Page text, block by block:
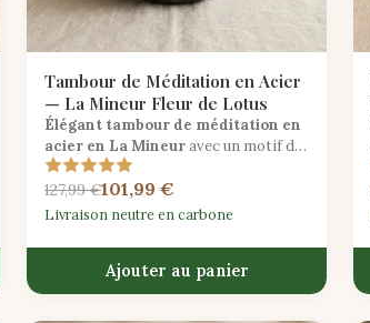
Tambour de Méditation en Acier
— La Mineur Fleur de Lotus
Élégant tambour de méditation en
acier en La Mineuravec un motif de
lotus gravé à la main, accordé pour
des séances sonores apaisantes et
réparatrices.
127,99 €101,99 €
Livraison neutre en carbone
Ajouter au panier